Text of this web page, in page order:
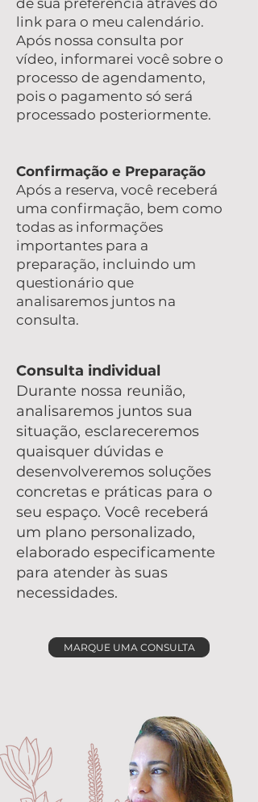
de sua preferência através do
link para o meu calendário.
Após nossa consulta por
vídeo, informarei você sobre o
processo de agendamento,
pois o pagamento só será
processado posteriormente.
Confirmação e Preparação
Após a reserva, você receberá
uma confirmação, bem como
todas as informações
importantes para a
preparação, incluindo um
questionário que
analisaremos juntos na
consulta.
Consulta individual
Durante nossa reunião,
analisaremos juntos sua
situação, esclareceremos
quaisquer dúvidas e
desenvolveremos soluções
concretas e práticas para o
seu espaço. Você receberá
um plano personalizado,
elaborado especificamente
para atender às suas
necessidades.
MARQUE UMA CONSULTA